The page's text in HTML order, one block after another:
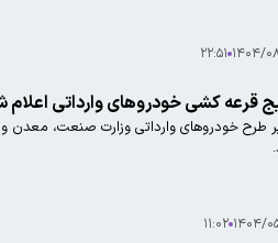
۰۸/۱۴ ۲۲:۵۱
قرعه کشی خودروهای وارداتی اعلام
طرح خودروهای وارداتی وزارت صنعت، معدن و
۰۵/۲۰ ۱۱:۰۲